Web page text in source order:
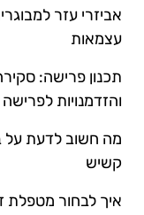
אביזרי עזר
עצמאות
תכנון פרישה:
והזדמנויות
מה חשוב לדעת על
קשיש
איך לבחור